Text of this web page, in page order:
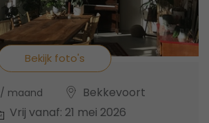
Bekijk foto's
/ maand
Bekkevoort
Vrij vanaf: 21 mei 2026